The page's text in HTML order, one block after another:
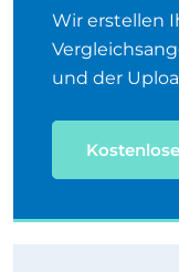
Wir erstellen
und der